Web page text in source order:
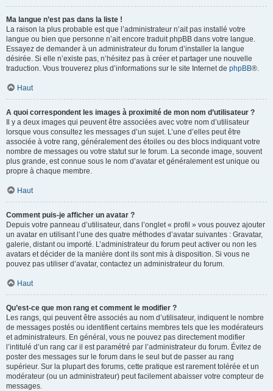
Ma langue n’est pas dans la liste !
La raison la plus probable est que l’administrateur n’ait pas installé votre
langue ou bien que personne n’ait encore traduit phpBB dans votre langue.
Essayez de demander à un administrateur du forum d’installer la langue
désirée. Si elle n’existe pas, n’hésitez pas à créer et partager une nouvelle
traduction. Vous trouverez plus d’informations sur le site Internet de phpBB®.
Haut
A quoi correspondent les images à proximité de mon nom d’utilisateur ?
Il y a deux images qui peuvent être associées avec votre nom d’utilisateur
lorsque vous consultez les messages d’un sujet. L’une d’elles peut être
associée à votre rang, généralement des étoiles ou des blocs indiquant votre
nombre de messages ou votre statut sur le forum. La seconde image, souvent
plus grande, est connue sous le nom d’avatar et généralement est unique ou
propre à chaque membre.
Haut
Comment puis-je afficher un avatar ?
Depuis votre panneau d’utilisateur, dans l’onglet « profil » vous pouvez ajouter
un avatar en utilisant l’une des quatre méthodes d’avatar suivantes : Gravatar,
galerie, distant ou importé. L’administrateur du forum peut activer ou non les
avatars et décider de la manière dont ils sont mis à disposition. Si vous ne
pouvez pas utiliser d’avatar, contactez un administrateur du forum.
Haut
Qu’est-ce que mon rang et comment le modifier ?
Les rangs, qui peuvent être associés au nom d’utilisateur, indiquent le nombre
de messages postés ou identifient certains membres tels que les modérateurs
et administrateurs. En général, vous ne pouvez pas directement modifier
l’intitulé d’un rang car il est paramétré par l’administrateur du forum. Évitez de
poster des messages sur le forum dans le seul but de passer au rang
supérieur. Sur la plupart des forums, cette pratique est rarement tolérée et un
modérateur (ou un administrateur) peut facilement abaisser votre compteur de
messages.